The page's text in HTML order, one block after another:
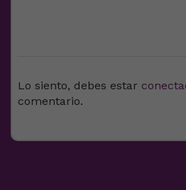
Lo siento, debes estar
comentario.